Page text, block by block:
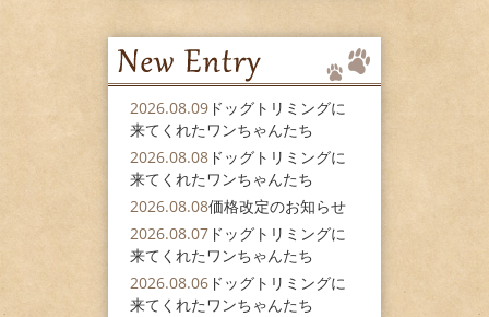
2026.08.09 ドッグトリミングに
来てくれたワンちゃんたち
2026.08.08 ドッグトリミングに
来てくれたワンちゃんたち
2026.08.08価格改定のお知らせ
2026.08.07 ドッグトリミングに
来てくれたワンちゃんたち
2026.08.06 ドッグトリミングに
来てくれたワンちゃんたち